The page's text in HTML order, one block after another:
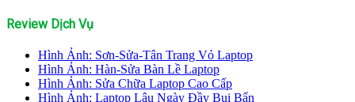
Review Dịch Vụ
Hình Ảnh: Sơn-Sửa-Tân Trang Vỏ Laptop
Hình Ảnh: Hàn-Sửa Bàn Lề Laptop
Hình Ảnh: Sửa Chữa Laptop Cao Cấp
Hình Ảnh: Laptop Lâu Ngày Đầy Bụi Bẩn